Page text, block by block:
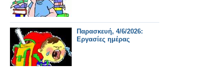
Παρασκευή, 4/6/2026:
Εργασίες ημέρας